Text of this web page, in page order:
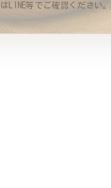
LINE等でご確認ください。